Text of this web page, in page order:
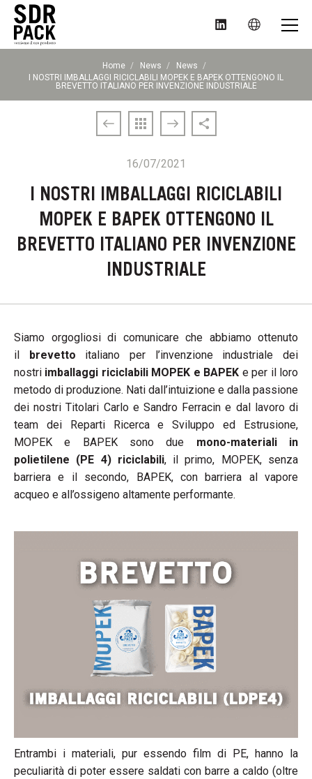
SDR
MENU
Home News
News
Pagina
corrente:
I NOSTRI IMBALLAGGI RICICLABILI MOPEK E BAPEK OTTENGONO IL
BREVETTO ITALIANO PER INVENZIONE INDUSTRIALE
16/07/2021
I NOSTRI IMBALLAGGI RICICLABILI
MOPEK E BAPEK OTTENGONO IL
BREVETTO ITALIANO PER INVENZIONE
INDUSTRIALE
Siamo orgogliosi di comunicare che abbiamo ottenuto
il brevetto italiano per l’invenzione industriale dei
nostri imballaggi riciclabili MOPEK e BAPEK e per il loro
metodo di produzione. Nati dall’intuizione e dalla passione
dei nostri Titolari Carlo e Sandro Ferracin e dal lavoro di
team dei Reparti Ricerca e Sviluppo ed Estrusione,
MOPEK e BAPEK sono due mono-materiali in
polietilene (PE 4) riciclabili, il primo, MOPEK, senza
barriera e il secondo, BAPEK, con barriera al vapore
acqueo e all’ossigeno altamente performante.
Entrambi i materiali, pur essendo film di PE, hanno la
peculiarità di poter essere saldati con barre a caldo (oltre